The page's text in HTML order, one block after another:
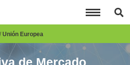
Unión Europea
de Mercado